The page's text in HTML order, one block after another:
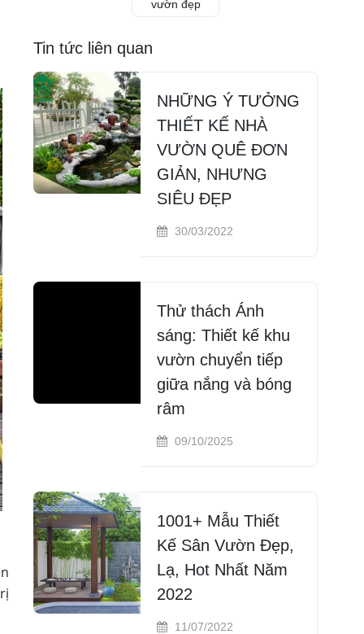
vườn đẹp
Tin tức liên quan
NHỮNG Ý TƯỞNG
THIẾT KẾ NHÀ
VƯỜN QUÊ ĐƠN
GIẢN, NHƯNG
SIÊU ĐẸP
30/03/2022
Thử thách Ánh
sáng: Thiết kế khu
vườn chuyển tiếp
giữa nắng và bóng
râm
09/10/2025
1001+ Mẫu Thiết
Kế Sân Vườn Đẹp,
Lạ, Hot Nhất Năm
2022
11/07/2022